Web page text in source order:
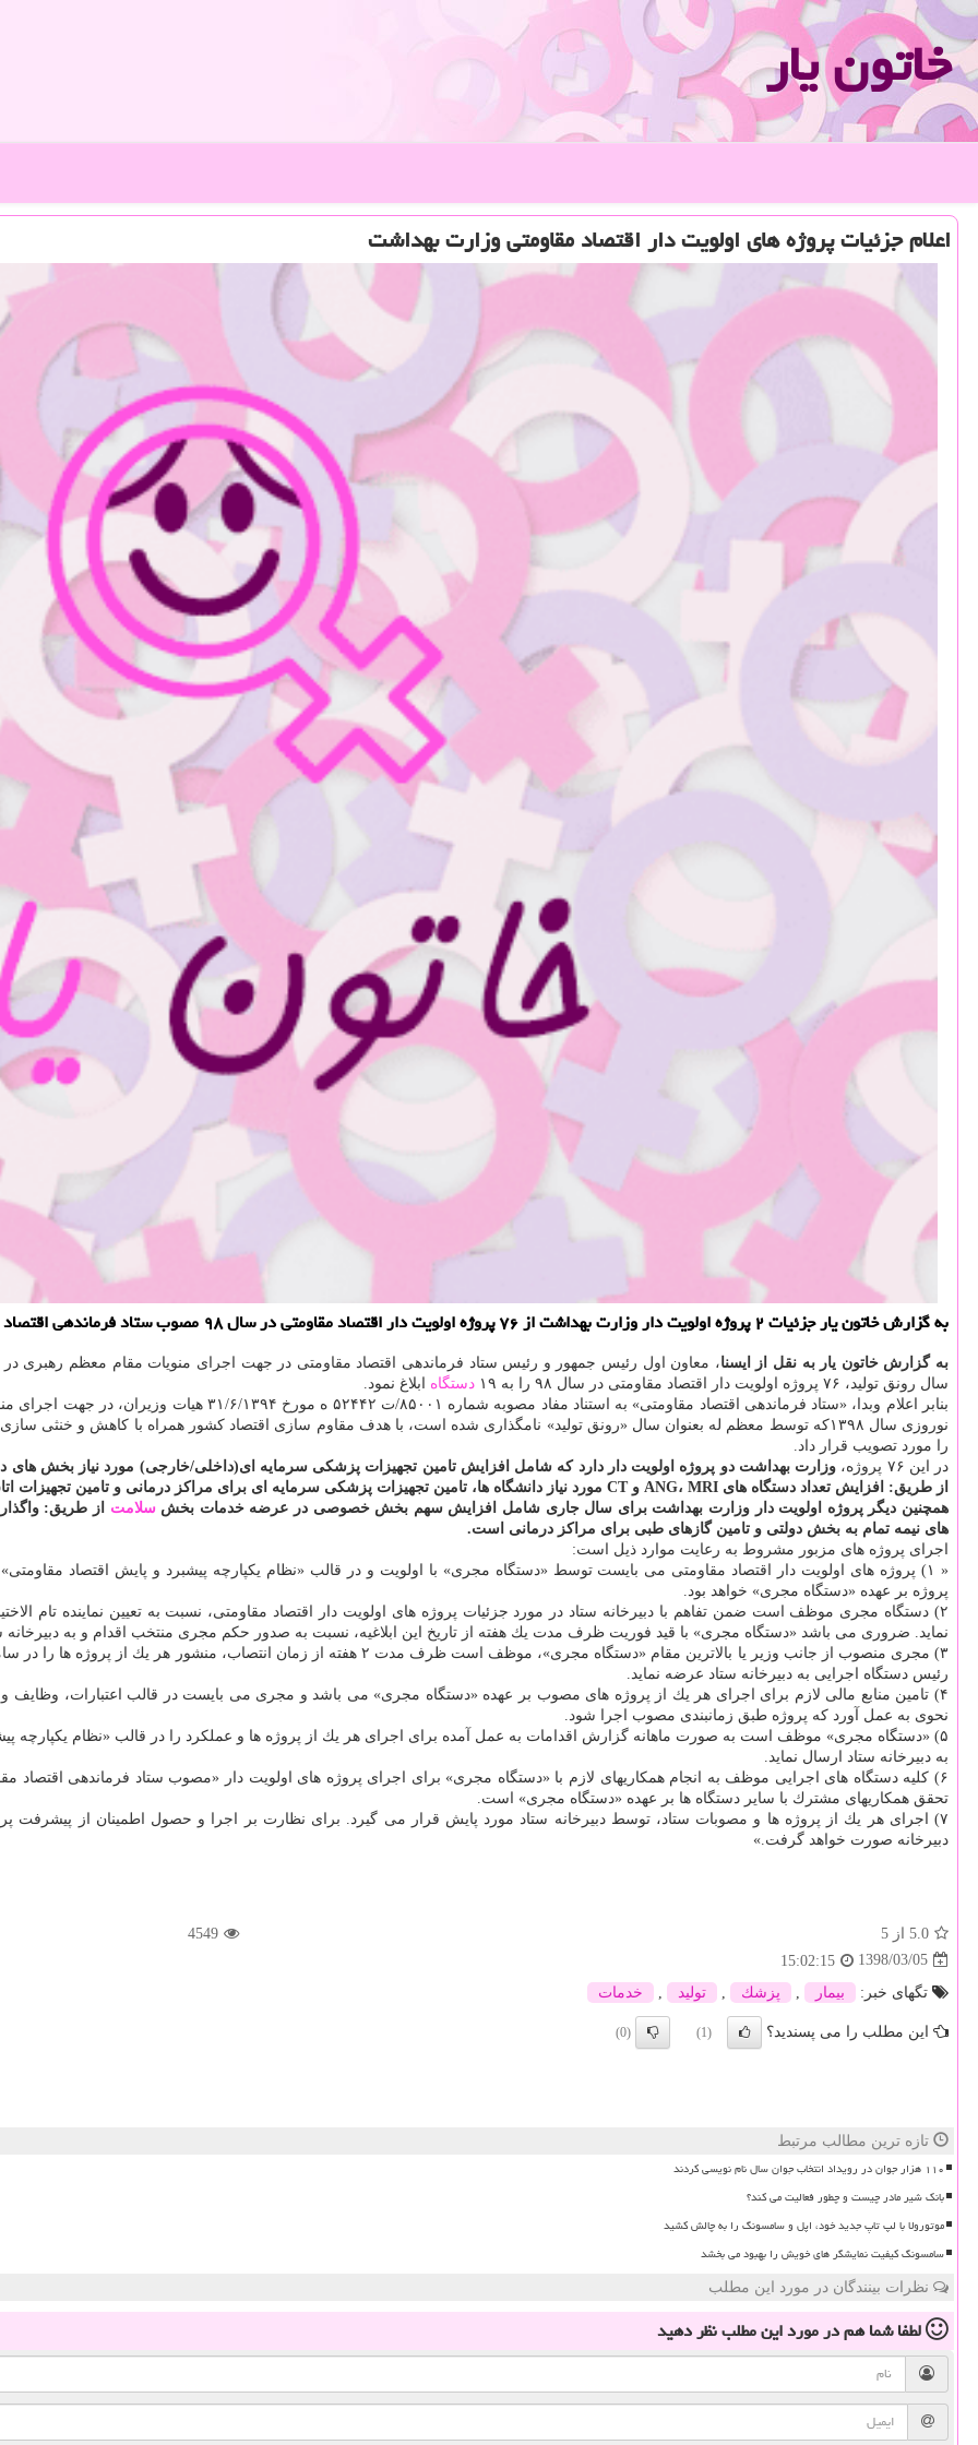
خاتون یار
اعلام جزئیات پروژه های اولویت دار اقتصاد مقاومتی وزارت بهداشت
به گزارش خاتون یار جزئیات ۲ پروژه اولویت دار وزارت بهداشت از ۷۶ پروژه اولویت دار اقتصاد مقاومتی در سال ۹۸ مصوب ستاد فرماندهی اقتصاد مقاومتی، اعلام گردید.
به گزارش خاتون یار به نقل از ایسنا
سال رونق تولید، ۷۶ پروژه اولویت دار اقتصاد مقاومتی در سال ۹۸ را به ۱۹
دستگاه ابلاغ نمود.
بنابر اعلام وبدا، «ستاد فرماندهی اقتصاد مقاومتی» به استناد
را مورد تصویب قرار داد.
در این ۷۶ پروژه،
وزارت بهداشت دو پروژه اولویت دار دارد كه شامل افزایش تامین تجهیزات پزشكی سرمایه ای(داخلی/خارجی) مورد نیاز
از طریق: افزایش تعداد دستگاه های ANG، MRI و CT مورد نیاز دانشگاه ها، تامین تجهیزات پزشكی سرمایه ای برای مراكز درمانی و تامین تجهیزات اتاق عمل برای مراكز درمانی است.
همچنین دیگر پروژه اولویت دار وزارت بهداشت برای سال جاری شامل افزایش سهم بخش خصوصی در عرضه خدمات بخشسلامت از طریق:
های نیمه تمام به بخش دولتی و تامین گازهای طبی برای مراكز درمانی است.
اجرای پروژه های مزبور مشروط به رعایت موارد ذیل است:
« ۱) پروژه های اولویت دار اقتصاد مقاومتی می بایست توسط «دستگاه مجری» با اولویت و در قالب «نظام یكپارچه پیشبرد و پایش اقتصاد
پروژه بر عهده «دستگاه مجری» خواهد بود.
۲) دستگاه مجری موظف است ضمن تفاهم با دبیرخانه ستاد در مورد جزئیات پروژه های اولویت دار اقتصاد مقاومتی، نسبت به تعیین نماینده تام
نماید. ضروری می باشد «دستگاه مجری» با قید فوریت ظرف مدت یك هفته از تاریخ این ابلاغیه، نسبت به صدور حكم مجری منتخب اقدام و به دبیرخانه
۳) مجری منصوب از جانب وزیر یا بالاترین مقام «دستگاه مجری»، موظف است ظرف مدت ۲ هفته از
رئیس دستگاه اجرایی به دبیرخانه ستاد عرضه نماید.
۴) تامین منابع مالی لازم برای اجرای هر یك از پروژه های مصوب بر عهده «دستگاه مجری» می باشد و مجری می بایست در قالب اعتبارات، وظایف و
نحوی به عمل آورد كه پروژه طبق زمانبندی مصوب اجرا شود.
۵) «دستگاه مجری» موظف است به صورت ماهانه گزارش اقدامات به عمل آمده برای اجرای هر یك از پروژه ها و عملكرد را در قالب «نظام
به دبیرخانه ستاد ارسال نماید.
تحقق همكاریهای مشترك با سایر دستگاه ها بر عهده «دستگاه مجری» است.
۷) اجرای هر یك از پروژه ها و مصوبات ستاد، توسط دبیرخانه ستاد مورد پایش قرار می گیرد. برای نظارت بر اجرا و حصول اطمینان از
دبیرخانه صورت خواهد گرفت.»
5.0 از 5
4549
1398/03/05
15:02:15
تگهای خبر:
بیمار پزشك تولید خدمات
این مطلب را می پسندید؟ (1)
(0)
تازه ترین مطالب مرتبط
۱۱۰ هزار جوان در رویداد انتخاب جوان سال نام نویسی کردند
بانک شیر مادر چیست و چطور فعالیت می کند؟
موتورولا با لپ تاپ جدید خود، اپل و سامسونگ را به چالش کشید
سامسونگ کیفیت نمایشگر های خویش را بهبود می بخشد
نظرات بینندگان در مورد این مطلب
لطفا شما همدر مورد این مطلبنظر دهید